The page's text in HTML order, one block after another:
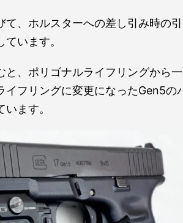
て、ホルスターへの差し引み時の引
います。
と、ポリゴナルライフリングから一
イフリングに変更になったGen5の
ます。